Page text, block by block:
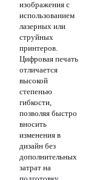
изображения с
использованием
лазерных или
струйных
принтеров.
Цифровая печать
отличается
высокой
степенью
гибкости,
позволяя быстро
вносить
изменения в
дизайн без
дополнительных
затрат на